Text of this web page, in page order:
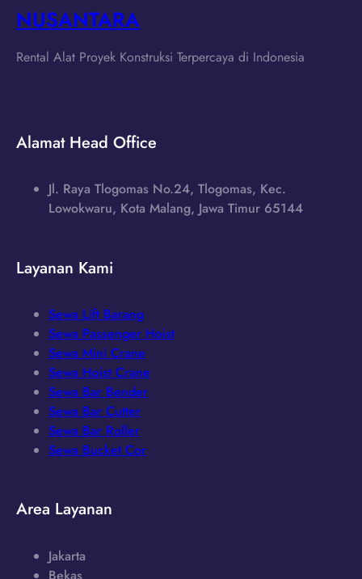
NUSANTARA
Rental Alat Proyek Konstruksi Terpercaya di Indonesia
Alamat Head Office
Jl. Raya Tlogomas No.24, Tlogomas, Kec.
Lowokwaru, Kota Malang, Jawa Timur 65144
Layanan Kami
Sewa Lift Barang
Sewa Passenger Hoist
Sewa Mini Crane
Sewa Hoist Crane
Sewa Bar Bender
Sewa Bar Cutter
Sewa Bar Roller
Sewa Bucket Cor
Area Layanan
Jakarta
Bekas